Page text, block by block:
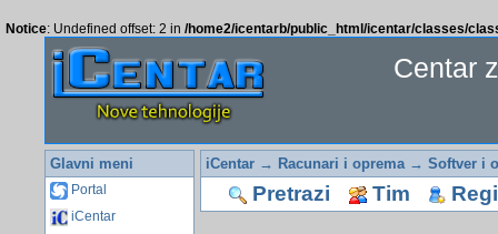
Notice: Undefined offset: 2 in /home2/icentarb/public_html/icentar/classes/
Centar
Glavni meni
Portal
iCentar
iCentar→ Racunari i oprema→ Softver i
Pretrazi Tim